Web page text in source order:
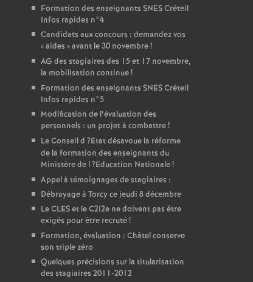
Formation des enseignants SNESCréteil
Infos rapides n°4
Candidats aux concours : demandez vos
«aides » avant le 30 novembre!
AG des stagiaires des 15 et 17 novembre,
la mobilisation continue!
Formation des enseignants SNESCréteil
Infos rapides n°5
Modification de l’évaluation des
personnels : un projet à combattre!
Le Conseil d ?Etat désavoue la réforme
de la formation des enseignants du
Ministère de l?Education Nationale!
Appel à témoignages de stagiaires :
Débrayage à Torcy ce jeudi 8 décembre
LeCLESet le C2i2e ne doivent pas être
exigés pour être recruté!
Formation, évaluation : Châtel conserve
son triple zéro
Quelques précisions sur la titularisation
des stagiaires 2011-2012